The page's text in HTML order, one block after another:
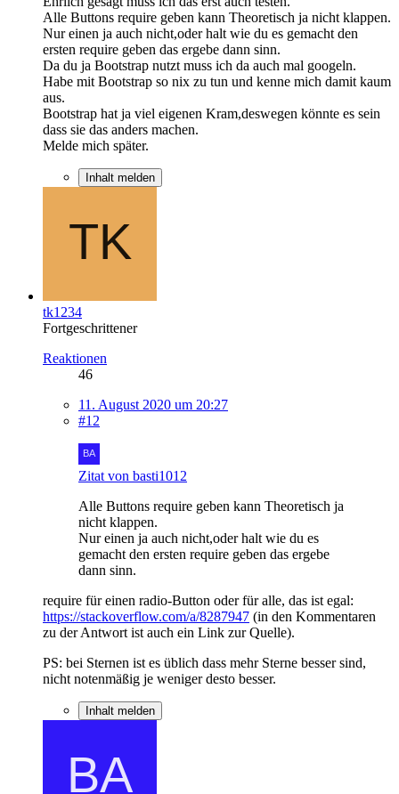
Alle Buttons require geben kann Theoretisch ja nicht klappen.
Nur einen ja auch nicht,oder halt wie du es gemacht den
ersten require geben das ergebe dann sinn.
Da du ja Bootstrap nutzt muss ich da auch mal googeln.
Habe mit Bootstrap so nix zu tun und kenne mich damit kaum
aus.
Bootstrap hat ja viel eigenen Kram,deswegen könnte es sein
dass sie das anders machen.
Melde mich später.
Inhalt melden
tk1234
Fortgeschrittener
Reaktionen
46
11. August 2020 um 20:27
#12
Zitat von basti1012
Alle Buttons require geben kann Theoretisch ja
nicht klappen.
Nur einen ja auch nicht,oder halt wie du es
gemacht den ersten require geben das ergebe
dann sinn.
require für einen radio-Button oder für alle, das ist egal:
https://stackoverflow.com/a/8287947 (in den Kommentaren
zu der Antwort ist auch ein Link zur Quelle).
PS: bei Sternen ist es üblich dass mehr Sterne besser sind,
nicht notenmäßig je weniger desto besser.
Inhalt melden